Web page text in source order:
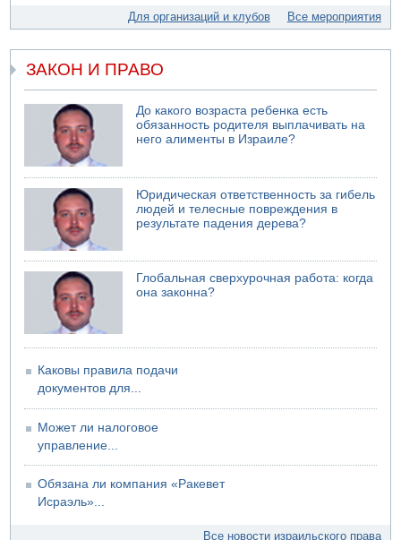
"Религиозного сионизма"
05.08.2026 06:42
В Дубае поднимается дым над портом
05.08.2026 06:41
Еще один меморандум для Ирана
Для организаций и клубов Все мероприятия
ЗАКОН И ПРАВО
До какого возраста ребенка есть
обязанность родителя выплачивать на
него алименты в Израиле?
Юридическая ответственность за гибель
людей и телесные повреждения в
результате падения дерева?
Глобальная сверхурочная работа: когда
она законна?
Каковы правила подачи
документов для...
Может ли налоговое
управление...
Обязана ли компания «Ракевет
Исраэль»...
Все новости израильского права